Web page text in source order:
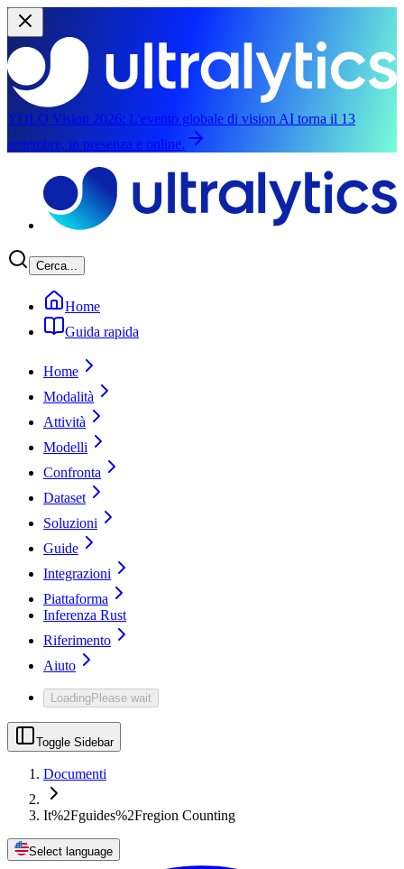
YOLO Vision 2026: L'evento globale di vision AI torna il 13
settembre, in presenza e online.
Cerca...
Home
Guida rapida
Home
Modalità
Attività
Modelli
Confronta
Dataset
Soluzioni
Guide
Integrazioni
Piattaforma
Inferenza Rust
Riferimento
Aiuto
LoadingPlease wait
Toggle Sidebar
Documenti
It%2Fguides%2Fregion Counting
Select language